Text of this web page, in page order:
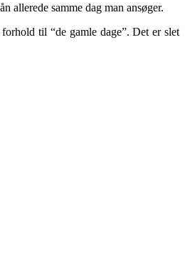
allerede samme dag man ansøger.
til “de gamle dage”. Det er slet